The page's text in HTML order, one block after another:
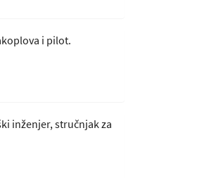
i pilot.
inženjer, stručnjak za